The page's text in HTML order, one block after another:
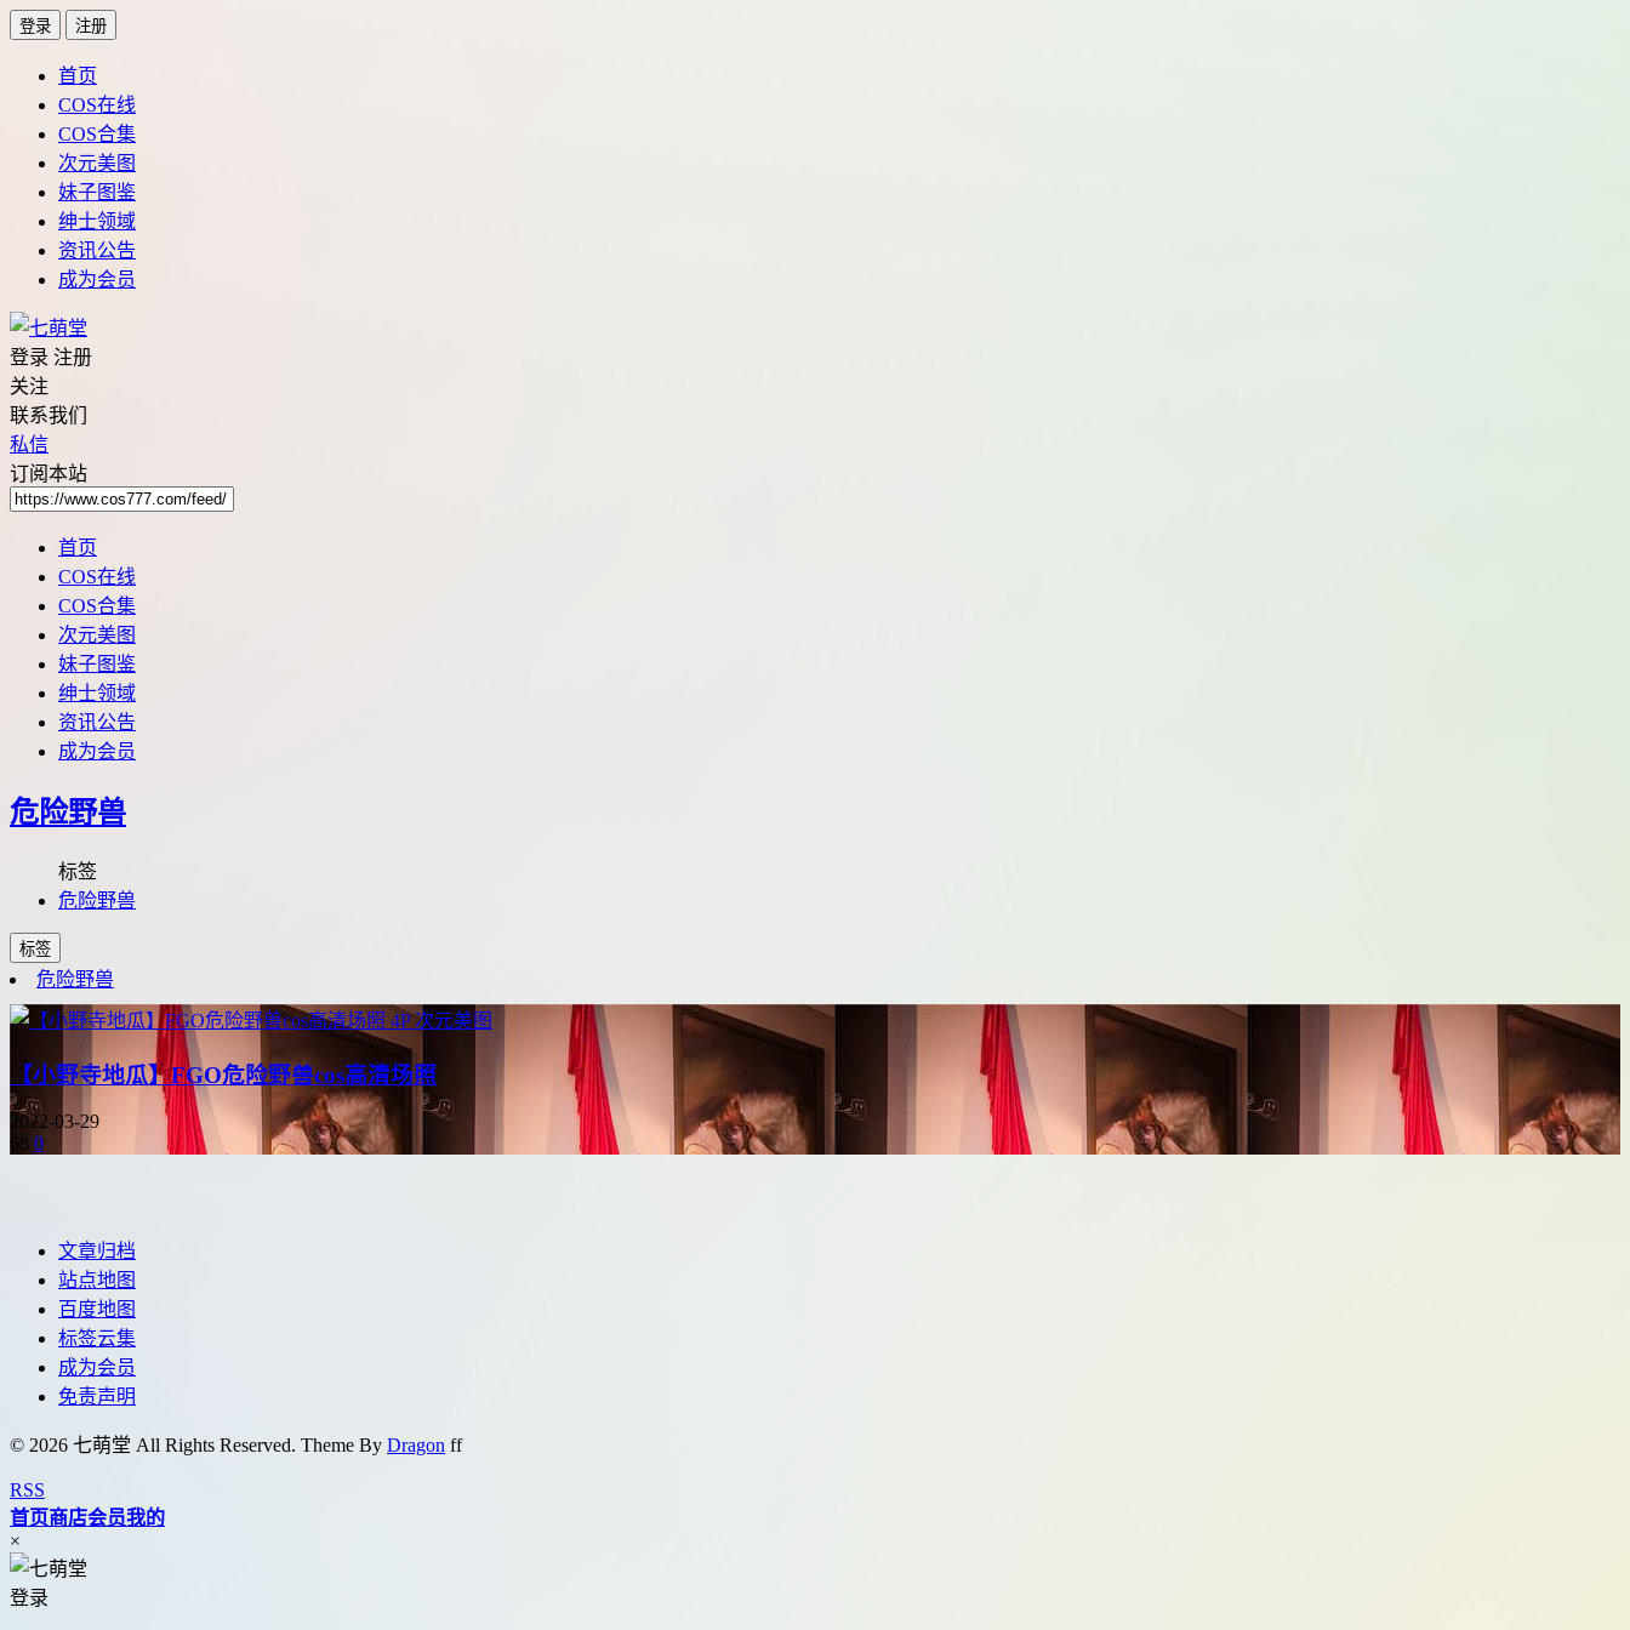
登录 注册
首页
COS在线
COS合集
次元美图
妹子图鉴
绅士领域
资讯公告
成为会员
登录 注册
关注
联系我们
私信
订阅本站
首页
COS在线
COS合集
次元美图
妹子图鉴
绅士领域
资讯公告
成为会员
危险野兽
标签
危险野兽
标签
危险野兽
4P 次元美图
【小野寺地瓜】FGO危险野兽cos高清场照
2022-03-29
68 0
文章归档
站点地图
百度地图
标签云集
成为会员
免责声明
© 2026 七萌堂 All Rights Reserved. Theme By Dragon ff
RSS
首页商店会员我的
×
登录